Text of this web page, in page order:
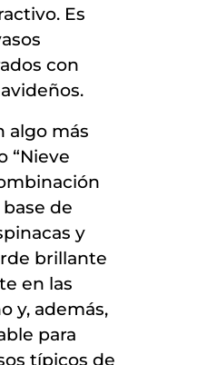
Es
con
algo más
“Nieve
de
y
brillante
en las
y, además,
para
típicos de